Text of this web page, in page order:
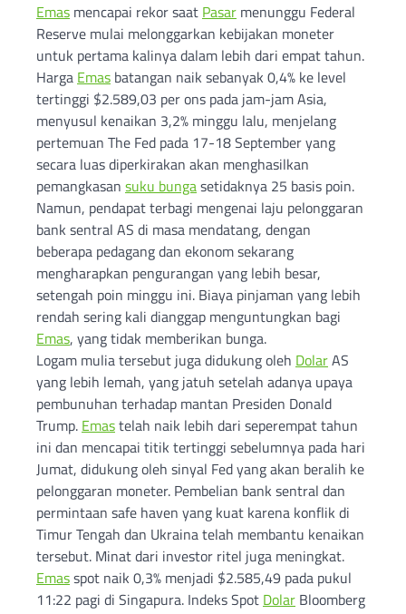
Emas mencapai rekor saat Pasar menunggu Federal
Reserve mulai melonggarkan kebijakan moneter
untuk pertama kalinya dalam lebih dari empat tahun.
Harga Emas batangan naik sebanyak 0,4% ke level
tertinggi $2.589,03 per ons pada jam-jam Asia,
menyusul kenaikan 3,2% minggu lalu, menjelang
pertemuan The Fed pada 17-18 September yang
secara luas diperkirakan akan menghasilkan
pemangkasan suku bungasetidaknya 25 basis poin.
Namun, pendapat terbagi mengenai laju pelonggaran
bank sentral AS di masa mendatang, dengan
beberapa pedagang dan ekonom sekarang
mengharapkan pengurangan yang lebih besar,
setengah poin minggu ini. Biaya pinjaman yang lebih
rendah sering kali dianggap menguntungkan bagi
Emas, yang tidak memberikan bunga.
Logam mulia tersebut juga didukung oleh DolarAS
yang lebih lemah, yang jatuh setelah adanya upaya
pembunuhan terhadap mantan Presiden Donald
Trump. Emastelah naik lebih dari seperempat tahun
ini dan mencapai titik tertinggi sebelumnya pada hari
Jumat, didukung oleh sinyal Fed yang akan beralih ke
pelonggaran moneter. Pembelian bank sentral dan
permintaan safe haven yang kuat karena konflik di
Timur Tengah dan Ukraina telah membantu kenaikan
tersebut. Minat dari investor ritel juga meningkat.
Emasspot naik 0,3% menjadi $2.585,49 pada pukul
11:22 pagi di Singapura. Indeks Spot Dolar Bloomberg